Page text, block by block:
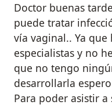
Doctor buenas
puede tratar
vía vaginal.. Ya
especialistas y no
que no tengo
desarrollarla
Para poder asistir a